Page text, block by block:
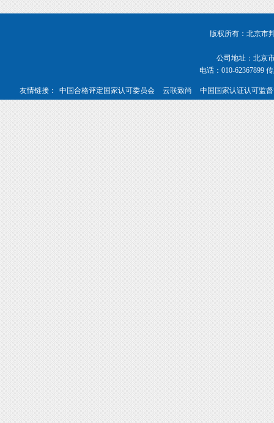
版权所有：北京市
公司地址：北京
电话：010-62367899
友情链接： 中国合格评定国家认可委员会 云联致尚 中国国家认证认可监